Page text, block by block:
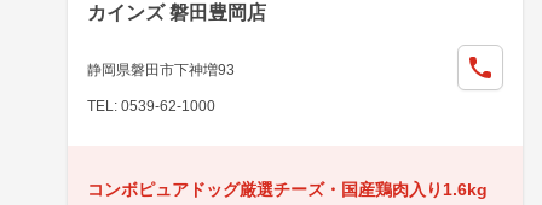
カインズ 磐田豊岡店
静岡県磐田市下神増93
TEL: 0539-62-1000
コンボピュアドッグ厳選チーズ・国産鶏肉入り1.6kg